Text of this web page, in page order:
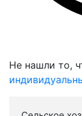
Не нашли то,